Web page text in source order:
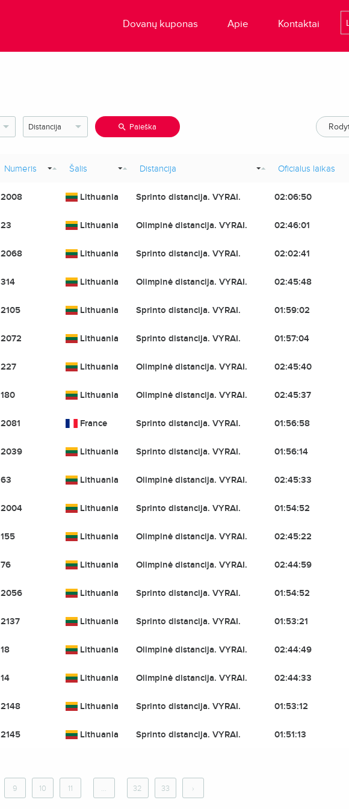
Dovanų kuponas Apie Kontaktai
Paieška
Numeris Šalis Distancija Oficialus laikas
2008 Lithuania Sprinto distancija. VYRAI. 02:06:50
23 Lithuania Olimpinė distancija. VYRAI. 02:46:01
2068 Lithuania Sprinto distancija. VYRAI. 02:02:41
314 Lithuania Olimpinė distancija. VYRAI. 02:45:48
2105 Lithuania Sprinto distancija. VYRAI. 01:59:02
2072 Lithuania Sprinto distancija. VYRAI. 01:57:04
227 Lithuania Olimpinė distancija. VYRAI. 02:45:40
180 Lithuania Olimpinė distancija. VYRAI. 02:45:37
2081 France Sprinto distancija. VYRAI. 01:56:58
2039 Lithuania Sprinto distancija. VYRAI. 01:56:14
63 Lithuania Olimpinė distancija. VYRAI. 02:45:33
2004 Lithuania Sprinto distancija. VYRAI. 01:54:52
155 Lithuania Olimpinė distancija. VYRAI. 02:45:22
76 Lithuania Olimpinė distancija. VYRAI. 02:44:59
2056 Lithuania Sprinto distancija. VYRAI. 01:54:52
2137 Lithuania Sprinto distancija. VYRAI. 01:53:21
18 Lithuania Olimpinė distancija. VYRAI. 02:44:49
14 Lithuania Olimpinė distancija. VYRAI. 02:44:33
2148 Lithuania Sprinto distancija. VYRAI. 01:53:12
2145 Lithuania Sprinto distancija. VYRAI. 01:51:13
9 10 11 ... 32 33 ›